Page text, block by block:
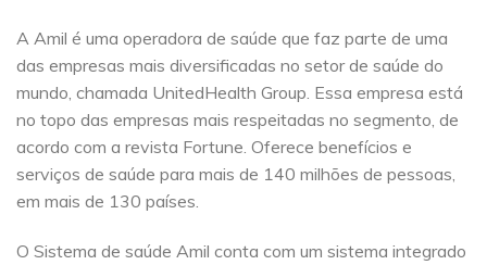
A Amil é uma operadora de saúde que faz parte de uma
das empresas mais diversificadas no setor de saúde do
mundo, chamada UnitedHealth Group. Essa empresa está
no topo das empresas mais respeitadas no segmento, de
acordo com a revista Fortune. Oferece benefícios e
serviços de saúde para mais de 140 milhões de pessoas,
em mais de 130 países.
O Sistema de saúde Amil conta com um sistema integrado